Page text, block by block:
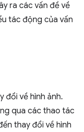
ra các vấn đề về
tác động của vấn
đổi về hình ảnh.
qua các thao tác
thay đổi về hình